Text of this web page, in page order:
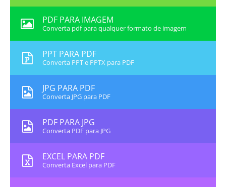
PDF PARA IMAGEM
Converta pdf para qualquer formato de imagem
PPT PARA PDF
Converta PPT e PPTX para PDF
JPG PARA PDF
Converta JPG para PDF
PDF PARA JPG
Converta PDF para JPG
EXCEL PARA PDF
Converta Excel para PDF